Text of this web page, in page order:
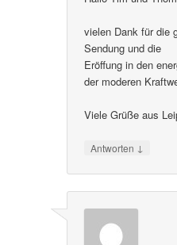
vielen Dank für die
Sendung und die
Eröffung in den
der moderen
Viele Grüße aus
Antworten ↓